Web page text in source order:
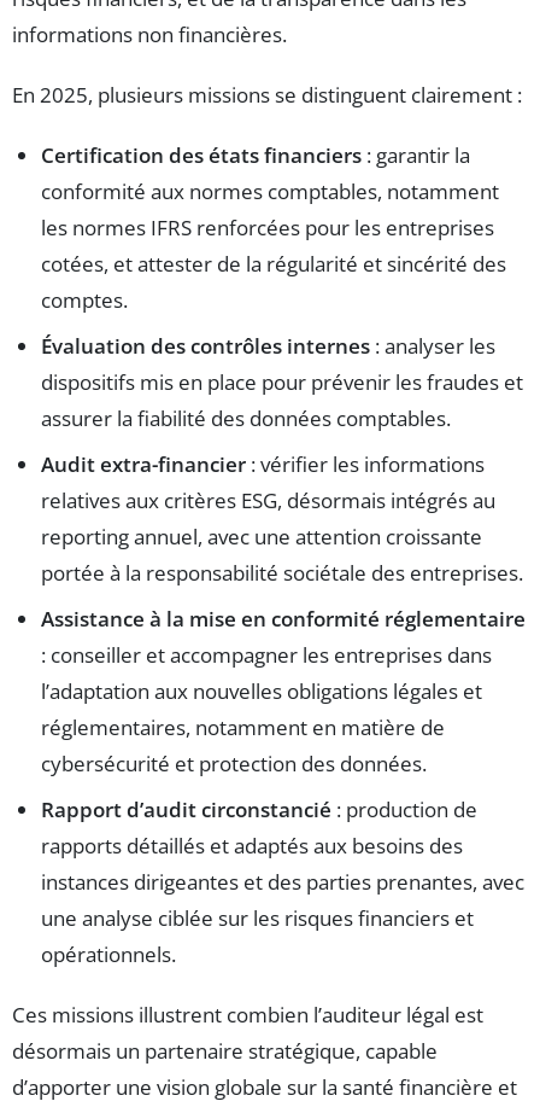
informations non financières.
En 2025, plusieurs missions se distinguent clairement :
Certification des états financiers : garantir la
conformité aux normes comptables, notamment
les normes IFRS renforcées pour les entreprises
cotées, et attester de la régularité et sincérité des
comptes.
Évaluation des contrôles internes : analyser les
dispositifs mis en place pour prévenir les fraudes et
assurer la fiabilité des données comptables.
Audit extra-financier : vérifier les informations
relatives aux critères ESG, désormais intégrés au
reporting annuel, avec une attention croissante
portée à la responsabilité sociétale des entreprises.
Assistance à la mise en conformité réglementaire
: conseiller et accompagner les entreprises dans
l’adaptation aux nouvelles obligations légales et
réglementaires, notamment en matière de
cybersécurité et protection des données.
Rapport d’audit circonstancié : production de
rapports détaillés et adaptés aux besoins des
instances dirigeantes et des parties prenantes, avec
une analyse ciblée sur les risques financiers et
opérationnels.
Ces missions illustrent combien l’auditeur légal est
désormais un partenaire stratégique, capable
d’apporter une vision globale sur la santé financière et